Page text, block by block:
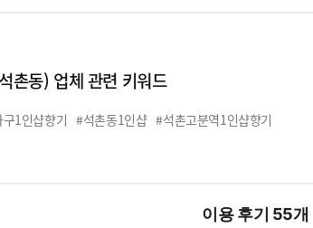
촌동) 업체 관련 키워드
1인샵향기 #석촌동1인샵 #석촌고분역1인샵향기
이용 후기 55개